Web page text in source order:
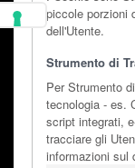
piccole porzioni
dell'Utente.
Strumento di
Per Strumento
tecnologia - es.
script integrati,
tracciare gli
informazioni sul